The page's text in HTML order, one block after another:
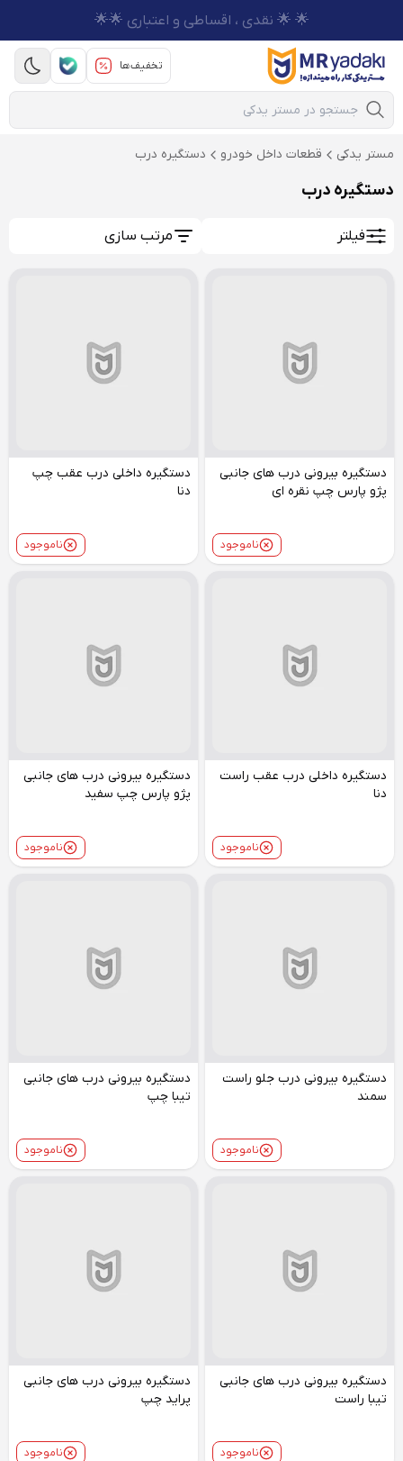
🌟 🌟 نقدی ، اقساطی و اعتباری 🌟🌟
تخفیف‌ها
Mobile Search
مستر یدکی قطعات داخل خودرو دستگیره درب
دستگیره درب
فیلتر مرتب سازی
دستگیره بیرونی درب های جانبی
پژو پارس چپ نقره ای
ناموجود
دستگیره داخلی درب عقب چپ
دنا
ناموجود
دستگیره داخلی درب عقب راست
دنا
ناموجود
دستگیره بیرونی درب های جانبی
پژو پارس چپ سفید
ناموجود
دستگیره بیرونی درب جلو راست
سمند
ناموجود
دستگیره بیرونی درب های جانبی
تیبا چپ
ناموجود
دستگیره بیرونی درب های جانبی
تیبا راست
ناموجود
دستگیره بیرونی درب های جانبی
پراید چپ
ناموجود